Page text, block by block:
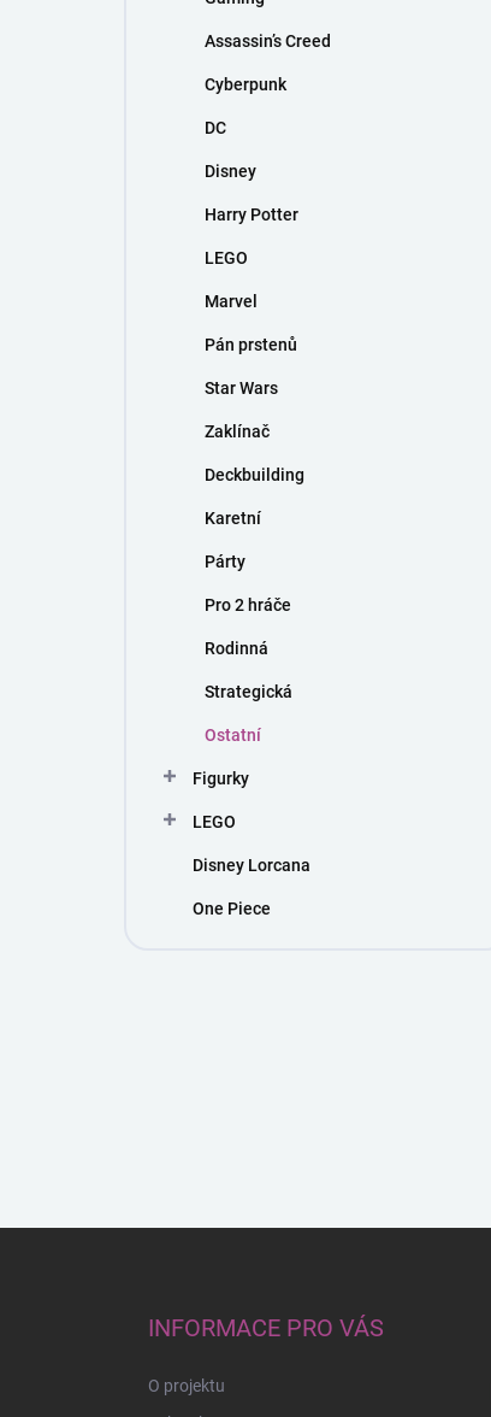
Assassin’s Creed
Cyberpunk
DC
Disney
Harry Potter
LEGO
Marvel
Pán prstenů
Star Wars
Zaklínač
Deckbuilding
Karetní
Párty
Pro 2 hráče
Rodinná
Strategická
Ostatní
Figurky
LEGO
Disney Lorcana
One Piece
INFORMACE PRO VÁS
O projektu